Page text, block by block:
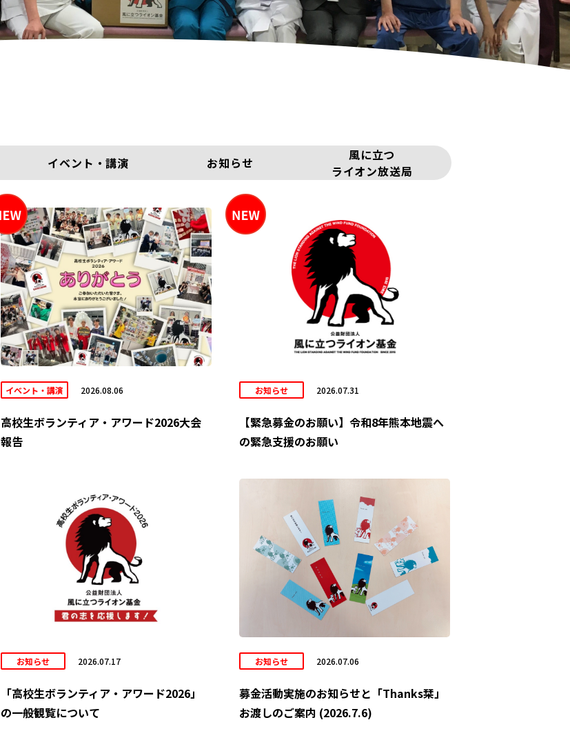
イベント・講演 お知らせ
風に立つ
ライオン放送局
イベント・講演 2026.08.06
高校生ボランティア・アワード2026大会
報告
お知らせ 2026.07.31
【緊急募金のお願い】令和8年熊本地震へ
の緊急支援のお願い
お知らせ 2026.07.17
「高校生ボランティア・アワード2026」
の一般観覧について
お知らせ 2026.07.06
募金活動実施のお知らせと「Thanks栞」
お渡しのご案内 (2026.7.6)